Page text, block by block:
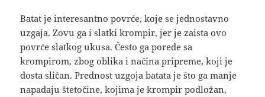
Batat je interesantno povrće, koje se jednostavno
uzgaja. Zovu ga i slatki krompir, jer je zaista ovo
povrće slatkog ukusa. Često ga porede sa
krompirom, zbog oblika i načina pripreme, koji je
dosta sličan. Prednost uzgoja batata je što ga manje
napadaju štetočine, kojima je krompir podložan,